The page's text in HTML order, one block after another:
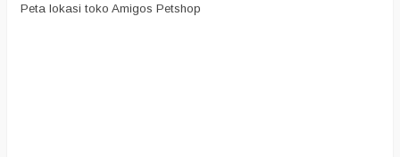
Peta lokasi toko Amigos Petshop